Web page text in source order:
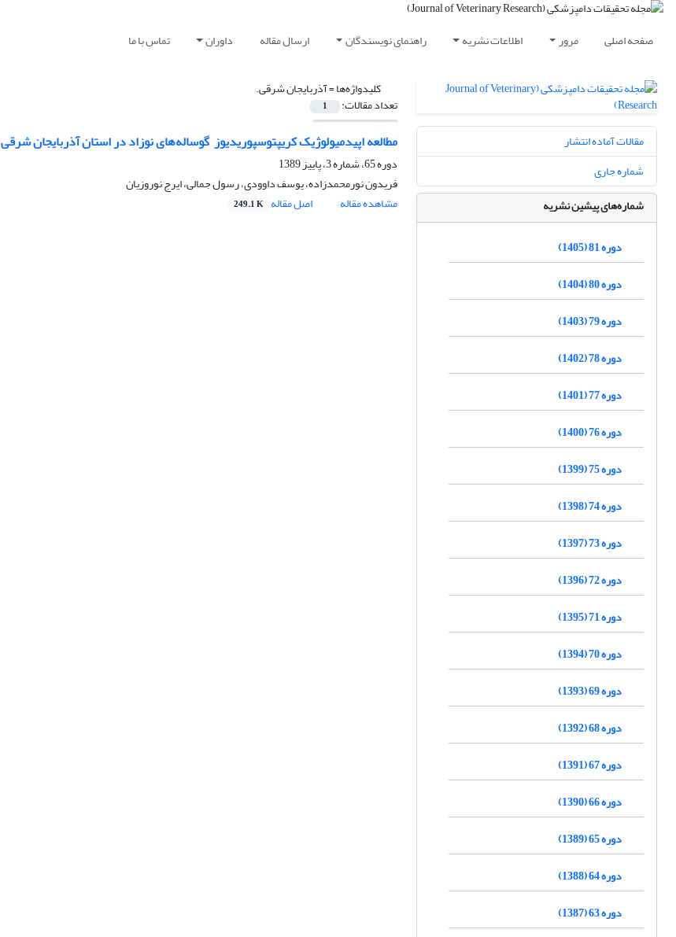
صفحه اصلی مرور اطلاعات نشریه راهنمای نویسندگان ارسال مقاله داوران تماس با ما
کلیدواژه‌ها =آذربایجان شرقی.
تعداد مقالات: 1
مطالعه اپیدمیولوژیک کریپتوسپوریدیوز ‌ گوساله‌های نوزاد در استان آذربایجان شرقی
دوره 65، شماره 3، پاییز 1389
فریدون نورمحمدزاده، یوسف داوودی، رسول جمالی، ایرج نوروزیان
مشاهده مقاله
اصل مقاله 249.1 K
مقالات آماده انتشار
شماره جاری
شماره‌های پیشین نشریه
دوره 81 (1405)
دوره 80 (1404)
دوره 79 (1403)
دوره 78 (1402)
دوره 77 (1401)
دوره 76 (1400)
دوره 75 (1399)
دوره 74 (1398)
دوره 73 (1397)
دوره 72 (1396)
دوره 71 (1395)
دوره 70 (1394)
دوره 69 (1393)
دوره 68 (1392)
دوره 67 (1391)
دوره 66 (1390)
دوره 65 (1389)
دوره 64 (1388)
دوره 63 (1387)